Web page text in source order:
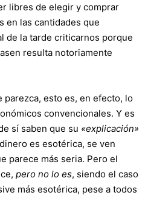
libres de elegir y comprar
en las cantidades que
de la tarde criticarnos porque
resulta notoriamente
esto es, en efecto, lo
convencionales. Y es
sí saben que su «explicación»
es esotérica, se ven
parece más seria. Pero el
pero no lo es, siendo el caso
más esotérica, pese a todos